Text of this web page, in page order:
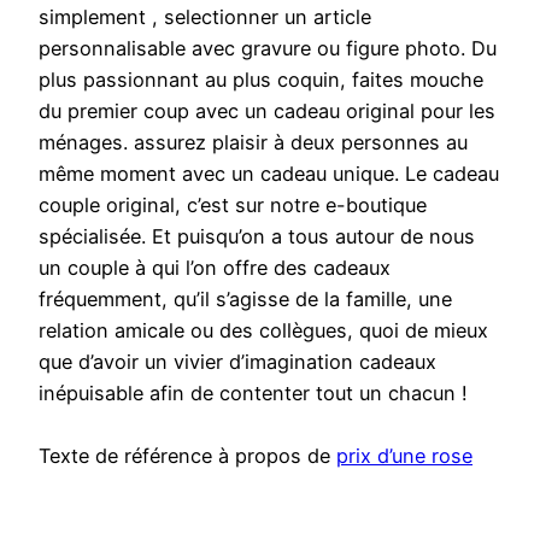
simplement , selectionner un article
personnalisable avec gravure ou figure photo. Du
plus passionnant au plus coquin, faites mouche
du premier coup avec un cadeau original pour les
ménages. assurez plaisir à deux personnes au
même moment avec un cadeau unique. Le cadeau
couple original, c’est sur notre e-boutique
spécialisée. Et puisqu’on a tous autour de nous
un couple à qui l’on offre des cadeaux
fréquemment, qu’il s’agisse de la famille, une
relation amicale ou des collègues, quoi de mieux
que d’avoir un vivier d’imagination cadeaux
inépuisable afin de contenter tout un chacun !
Texte de référence à propos de prix d’une rose